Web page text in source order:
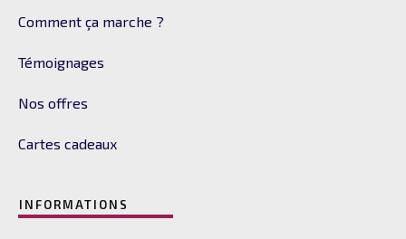
Comment ça marche ?
Témoignages
Nos offres
Cartes cadeaux
INFORMATIONS